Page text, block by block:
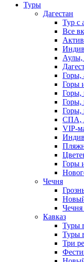
Туры
Дагестан
Тур с
Все
Аулы,
Горы,
Горы
Горы,
Горы,
Горы,
СПА,
VIP-
Горы
Чечня
Чечня
Кавказ
Туры
Туры
Три